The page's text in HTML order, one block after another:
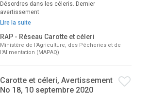
Désordres dans les céleris. Dernier
avertissement
Lire la suite
RAP - Réseau Carotte et céleri
Ministère de l'Agriculture, des Pêcheries et de
l'Alimentation (MAPAQ)
Carotte et céleri, Avertissement
No 18, 10 septembre 2020